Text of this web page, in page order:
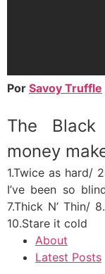
Por Savoy Truffle
The
money
1.Twice as hard/
I’ve been so
7.Thick N’ Thin/
10.Stare it cold
About
Latest Posts